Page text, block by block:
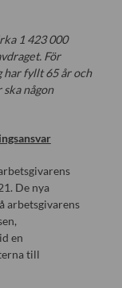
1 423 000
För
har fyllt 65 år och
någon
De nya
arbetsgivarens
en
till